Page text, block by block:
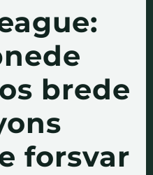
brede
forsvar